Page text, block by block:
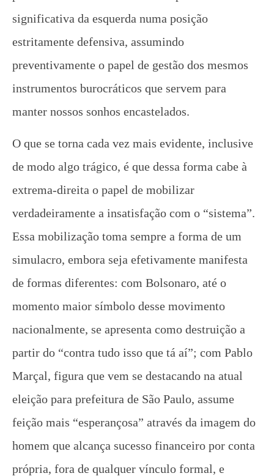
significativa da esquerda numa posição
estritamente defensiva, assumindo
preventivamente o papel de gestão dos mesmos
instrumentos burocráticos que servem para
manter nossos sonhos encastelados.
O que se torna cada vez mais evidente, inclusive
de modo algo trágico, é que dessa forma cabe à
extrema-direita o papel de mobilizar
verdadeiramente a insatisfação com o “sistema”.
Essa mobilização toma sempre a forma de um
simulacro, embora seja efetivamente manifesta
de formas diferentes: com Bolsonaro, até o
momento maior símbolo desse movimento
nacionalmente, se apresenta como destruição a
partir do “contra tudo isso que tá aí”; com Pablo
Marçal, figura que vem se destacando na atual
eleição para prefeitura de São Paulo, assume
feição mais “esperançosa” através da imagem do
homem que alcança sucesso financeiro por conta
própria, fora de qualquer vínculo formal, e